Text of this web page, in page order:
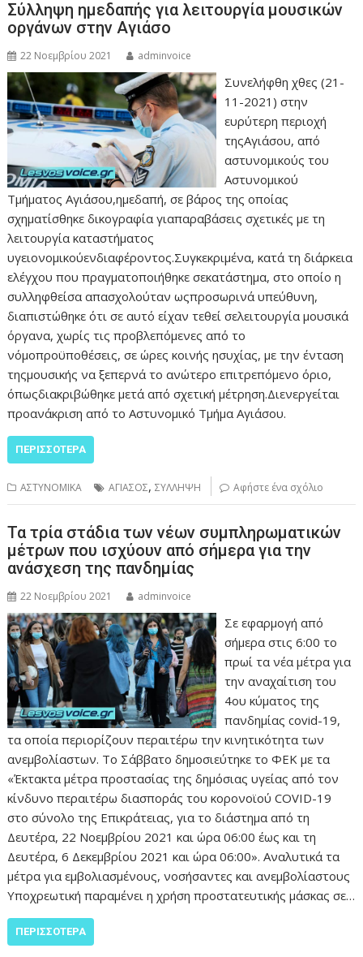
Σύλληψη ημεδαπής για λειτουργία μουσικών
οργάνων στην Αγιάσο
22 Νοεμβρίου 2021 adminvoice
Συνελήφθη χθες (21-
11-2021) στην
ευρύτερη περιοχή
τηςΑγιάσου, από
αστυνομικούς του
Αστυνομικού
Τμήματος Αγιάσου,ημεδαπή, σε βάρος της οποίας
σχηματίσθηκε δικογραφία γιαπαραβάσεις σχετικές με τη
λειτουργία καταστήματος
υγειονομικούενδιαφέροντος.Συγκεκριμένα, κατά τη διάρκεια
ελέγχου που πραγματοποιήθηκε σεκατάστημα, στο οποίο η
συλληφθείσα απασχολούταν ωςπροσωρινά υπεύθυνη,
διαπιστώθηκε ότι σε αυτό είχαν τεθεί σελειτουργία μουσικά
όργανα, χωρίς τις προβλεπόμενες από το
νόμοπροϋποθέσεις, σε ώρες κοινής ησυχίας, με την ένταση
τηςμουσικής να ξεπερνά το ανώτερο επιτρεπόμενο όριο,
όπωςδιακριβώθηκε μετά από σχετική μέτρηση.Διενεργείται
προανάκριση από το Αστυνομικό Τμήμα Αγιάσου.
ΠΕΡΙΣΣΌΤΕΡΑ
ΑΣΤΥΝΟΜΙΚΑ ΑΓΙΑΣΟΣ,ΣΥΛΛΗΨΗ Αφήστε ένα σχόλιο
Τα τρία στάδια των νέων συμπληρωματικών
μέτρων που ισχύουν από σήμερα για την
ανάσχεση της πανδημίας
22 Νοεμβρίου 2021 adminvoice
Σε εφαρμογή από
σήμερα στις 6:00 το
πρωί τα νέα μέτρα για
την αναχαίτιση του
4ου κύματος της
πανδημίας covid-19,
τα οποία περιορίζουν περαιτέρω την κινητικότητα των
ανεμβολίαστων. Το Σάββατο δημοσιεύτηκε το ΦΕΚ με τα
«Έκτακτα μέτρα προστασίας της δημόσιας υγείας από τον
κίνδυνο περαιτέρω διασποράς του κορονοϊού COVID-19
στο σύνολο της Επικράτειας, για το διάστημα από τη
Δευτέρα, 22 Νοεμβρίου 2021 και ώρα 06:00 έως και τη
Δευτέρα, 6 Δεκεμβρίου 2021 και ώρα 06:00». Αναλυτικά τα
μέτρα για εμβολιασμένους, νοσήσαντες και ανεμβολίαστους
Υποχρεωτική παραμένει η χρήση προστατευτικής μάσκας σε…
ΠΕΡΙΣΣΌΤΕΡΑ